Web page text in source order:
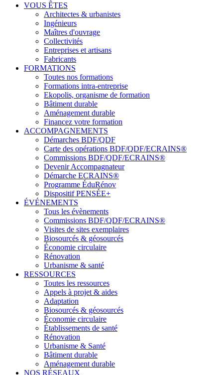
VOUS ÊTES
Architectes & urbanistes
Ingénieurs
Maîtres d'ouvrage
Collectivités
Entreprises et artisans
Fabricants
FORMATIONS
Toutes nos formations
Formations intra-entreprise
Ekopolis, organisme de formation
Bâtiment durable
Aménagement durable
Financez votre formation
ACCOMPAGNEMENTS
Démarches BDF/QDF
Carte des opérations BDF/QDF/ECRAINS®
Commissions BDF/QDF/ECRAINS®
Devenir Accompagnateur
Démarche ECRAINS®
Programme ÉduRénov
Dispositif PENSÉE+
ÉVÉNEMENTS
Tous les évènements
Commissions BDF/QDF/ECRAINS®
Visites de sites exemplaires
Biosourcés & géosourcés
Économie circulaire
Rénovation
Urbanisme & santé
RESSOURCES
Toutes les ressources
Appels à projet & aides
Adaptation
Biosourcés & géosourcés
Économie circulaire
Établissements de santé
Rénovation
Urbanisme & Santé
Bâtiment durable
Aménagement durable
NOS RÉSEAUX